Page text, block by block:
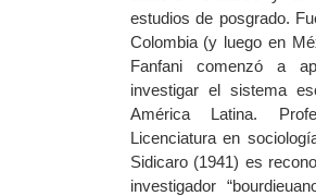
estudios de posgrado.
Colombia (y luego en
Fanfani comenzó a
investigar el sistema
América Latina.
Licenciatura en
Sidicaro (1941) es
investigador